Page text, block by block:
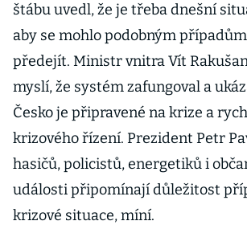
štábu uvedl, že je třeba dnešní
aby se mohlo podobným
předejít. Ministr vnitra Vít
myslí, že systém zafungoval a
Česko je připravené na krize a
krizového řízení. Prezident Petr
hasičů, policistů, energetiků i
události připomínají důležitost
krizové situace, míní.